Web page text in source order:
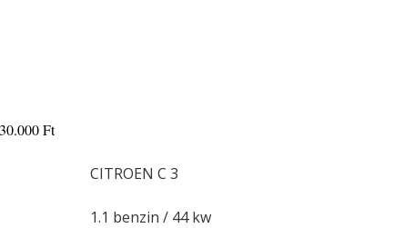
Ft
CITROEN C 3
1.1 benzin / 44 kw